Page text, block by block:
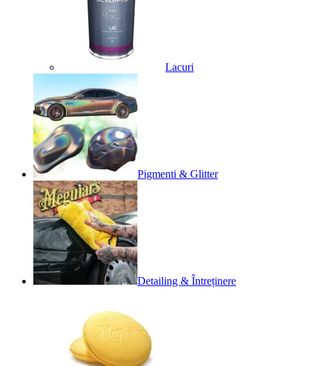
Lacuri
Pigmenti & Glitter
Detailing & Întreținere